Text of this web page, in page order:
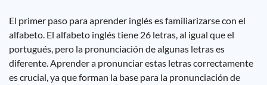
El primer paso para aprender inglés es familiarizarse con el
alfabeto. El alfabeto inglés tiene 26 letras, al igual que el
portugués, pero la pronunciación de algunas letras es
diferente. Aprender a pronunciar estas letras correctamente
es crucial, ya que forman la base para la pronunciación de